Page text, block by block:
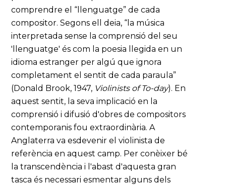
comprendre el “llenguatge” de cada
compositor. Segons ell deia, “la música
interpretada sense la comprensió del seu
'llenguatge' és com la poesia llegida en un
idioma estranger per algú que ignora
completament el sentit de cada paraula”
(Donald Brook, 1947, Violinists of To-day). En
aquest sentit, la seva implicació en la
comprensió i difusió d'obres de compositors
contemporanis fou extraordinària. A
Anglaterra va esdevenir el violinista de
referència en aquest camp. Per conèixer bé
la transcendència i l'abast d'aquesta gran
tasca és necessari esmentar alguns dels